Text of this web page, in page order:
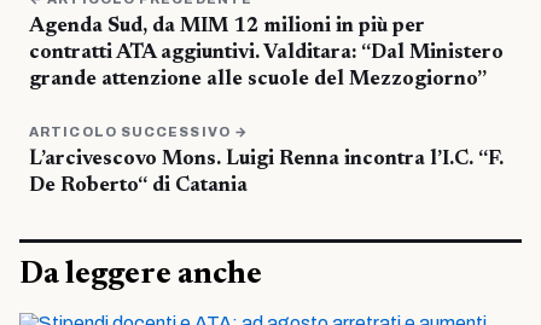
Agenda Sud, da MIM 12 milioni in più per
contratti ATA aggiuntivi. Valditara: “Dal Ministero
grande attenzione alle scuole del Mezzogiorno”
ARTICOLO SUCCESSIVO →
L’arcivescovo Mons. Luigi Renna incontra l’I.C. “F.
De Roberto“ di Catania
Da leggere anche